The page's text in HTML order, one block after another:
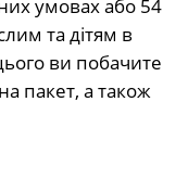
умовах або 54
та дітям в
ви побачите
пакет, а також